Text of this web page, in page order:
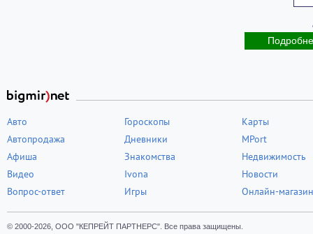
Авто
Автопродажа
Афиша
Видео
Вопрос-ответ
Гороскопы
Дневники
Знакомства
Ivona
Игры
Карты
MPort
Недвижимость
Новости
Онлайн-магазин
© 2000-2026, ООО "КЕПРЕЙТ ПАРТНЕРС". Все права защищены.